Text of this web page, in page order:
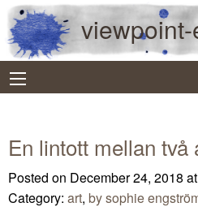
En lintott mellan två
Posted on December 24, 2018
Category: art, by sophie